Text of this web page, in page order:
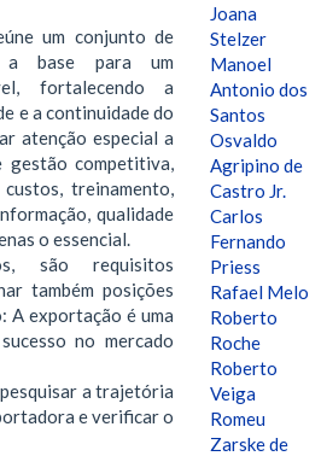
um conjunto de
a base para um
fortalecendo a
e a continuidade do
atenção especial a
gestão competitiva,
treinamento,
qualidade
o essencial.
são requisitos
também posições
A exportação é uma
no mercado
a trajetória
e verificar o
Joana
Stelzer
Manoel
Antonio dos
Santos
Osvaldo
Agripino de
Castro Jr.
Carlos
Fernando
Priess
Rafael Melo
Roberto
Roche
Roberto
Veiga
Romeu
Zarske de